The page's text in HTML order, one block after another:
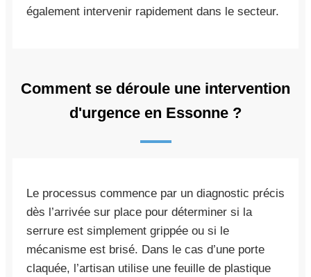
également intervenir rapidement dans le secteur.
Comment se déroule une intervention
d'urgence en Essonne ?
Le processus commence par un diagnostic précis
dès l’arrivée sur place pour déterminer si la
serrure est simplement grippée ou si le
mécanisme est brisé. Dans le cas d’une porte
claquée, l’artisan utilise une feuille de plastique